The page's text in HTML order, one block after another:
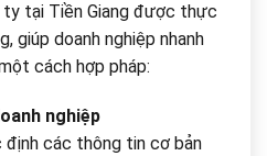
tại Tiền Giang được thực
giúp doanh nghiệp nhanh
cách hợp pháp:
nghiệp
định các thông tin cơ bản